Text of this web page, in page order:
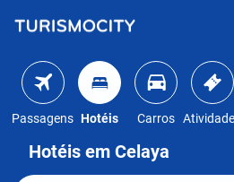
Passagens Hotéis Carros
Hotéis em Celaya